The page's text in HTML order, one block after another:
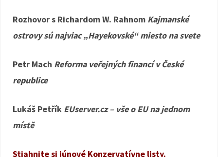
Rozhovor s Richardom W. Rahnom Kajmanské
ostrovy sú najviac „Hayekovské“ miesto na svete
Petr Mach Reforma veřejných financí v České
republice
Lukáš Petřík EUserver.cz – vše o EU na jednom
místě
Stiahnite si júnové Konzervatívne listy.